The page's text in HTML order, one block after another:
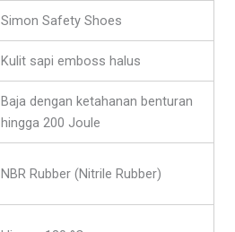
Simon Safety Shoes
Kulit sapi emboss halus
Baja dengan ketahanan benturan
hingga 200 Joule
NBR Rubber (Nitrile Rubber)